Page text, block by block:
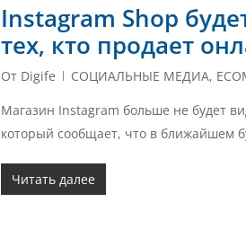
Instagram Shop
тех, кто продает
От Digife СОЦИАЛЬНЫЕ МЕДИА,
Магазин Instagram больше не будет
который сообщает, что в ближайшем
Читать далее